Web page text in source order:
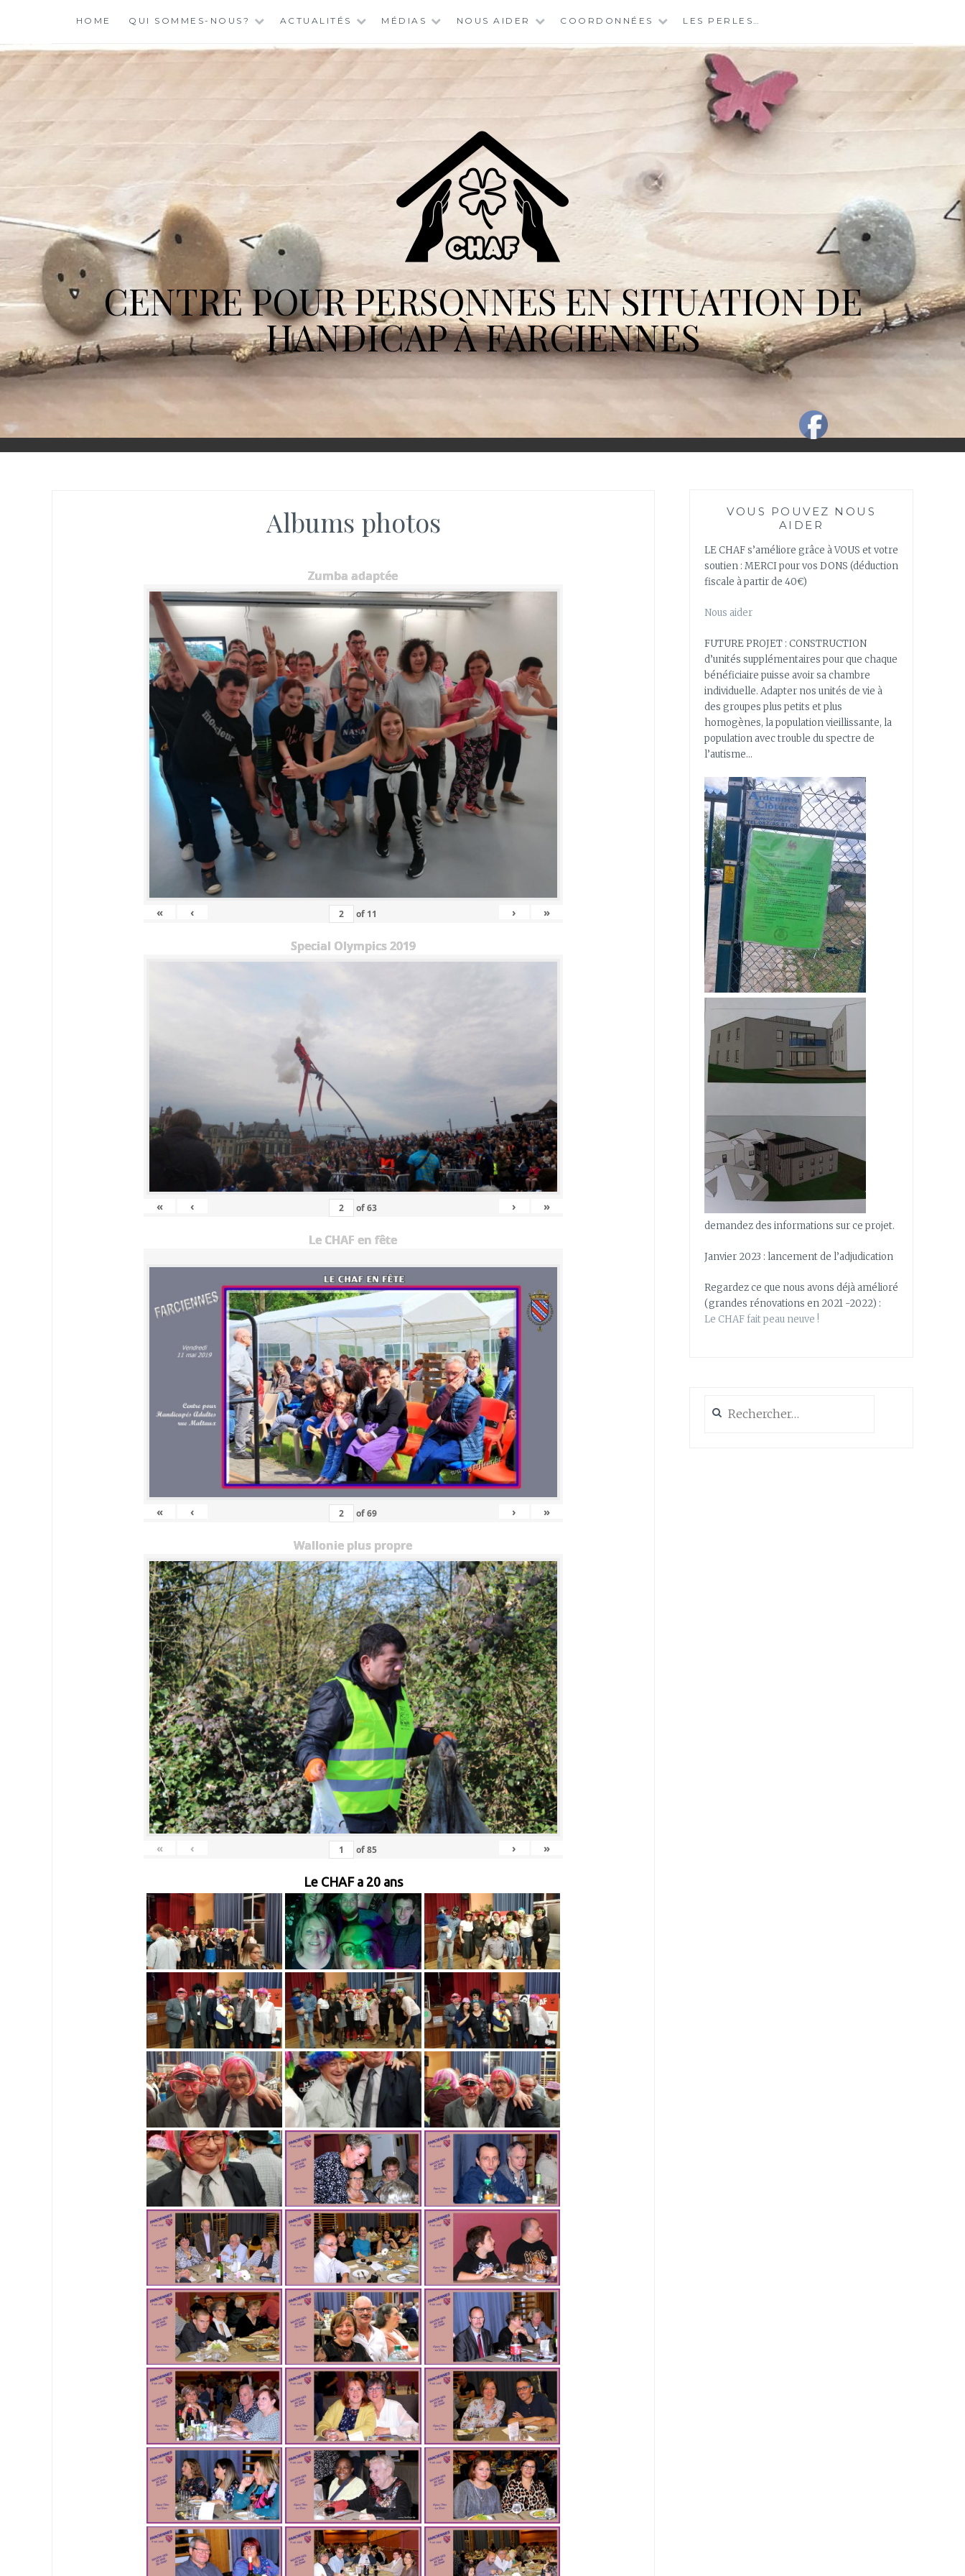
content
HOME QUI SOMMES-NOUS? ACTUALITÉS MÉDIAS NOUS AIDER COORDONNÉES LES PERLES…
CENTRE POUR PERSONNES EN SITUATION DE
HANDICAP À FARCIENNES
Albums photos
Zumba adaptée
« ‹ of 11 › »
Special Olympics 2019
« ‹ of63 › »
Le CHAF en fête
« ‹ of69 › »
Wallonie plus propre
« ‹ of85 › »
Le CHAF a 20 ans
VOUS POUVEZ NOUS
AIDER
LE CHAF s’améliore grâce à VOUS et votre
soutien : MERCI pour vos DONS (déduction
fiscale à partir de 40€)
Nous aider
FUTURE PROJET : CONSTRUCTION
d’unités supplémentaires pour que chaque
bénéficiaire puisse avoir sa chambre
individuelle. Adapter nos unités de vie à
des groupes plus petits et plus
homogènes, la population vieillissante, la
population avec trouble du spectre de
l’autisme…
demandez des informations sur ce projet.
Janvier 2023 : lancement de l’adjudication
Regardez ce que nous avons déjà amélioré
(grandes rénovations en 2021 -2022) :
Le CHAF fait peau neuve !